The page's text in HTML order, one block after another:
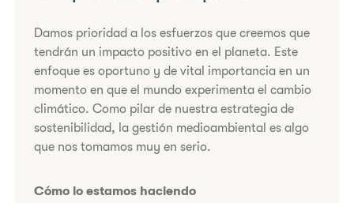
​Damos prioridad a los esfuerzos que creemos que
tendrán un impacto positivo en el planeta. Este
enfoque es oportuno y de vital importancia en un
momento en que el mundo experimenta el cambio
climático. Como pilar de nuestra estrategia de
sostenibilidad, la gestión medioambiental es algo
que nos tomamos muy en serio.
Cómo lo estamos haciendo